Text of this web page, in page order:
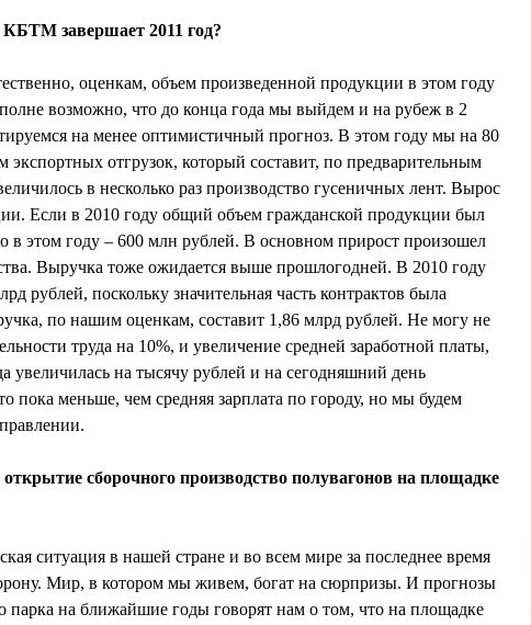
завершает 2011 год?
оценкам, объем произведенной продукции в этом году
возможно, что до конца года мы выйдем и на рубеж в 2
на менее оптимистичный прогноз. В этом году мы на 80
экспортных отгрузок, который составит, по предварительным
в несколько раз производство гусеничных лент. Вырос
Если в 2010 году общий объем гражданской продукции был
в этом году – 600 млн рублей. В основном прирост произошел
Выручка тоже ожидается выше прошлогодней. В 2010 году
рублей, поскольку значительная часть контрактов была
по нашим оценкам, составит 1,86 млрд рублей. Не могу не
труда на 10%, и увеличение средней заработной платы,
увеличилась на тысячу рублей и на сегодняшний день
пока меньше, чем средняя зарплата по городу, но мы будем
сборочного производство полувагонов на площадке
ситуация в нашей стране и во всем мире за последнее время
Мир, в котором мы живем, богат на сюрпризы. И прогнозы
парка на ближайшие годы говорят нам о том, что на площадке